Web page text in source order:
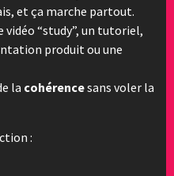
et ça marche partout.
vidéo “study”, un tutoriel,
produit ou une
la cohérencesans voler la
: